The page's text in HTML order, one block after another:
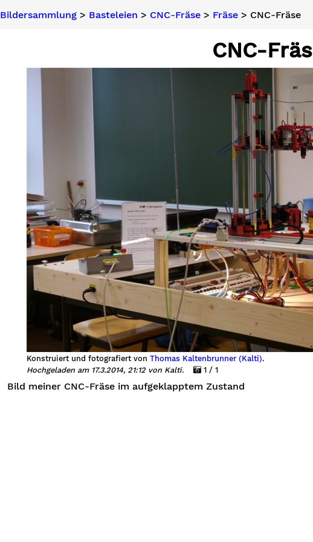
Bildersammlung> Basteleien > CNC-Fräse> Fräse> CNC-Fräse
CNC-
Konstruiert und fotografiert von Thomas Kaltenbrunner (Kalti).
Hochgeladen am 17.3.2014, 21:12 von Kalti.
1 / 1
Bild meiner CNC-Fräse im aufgeklapptem Zustand